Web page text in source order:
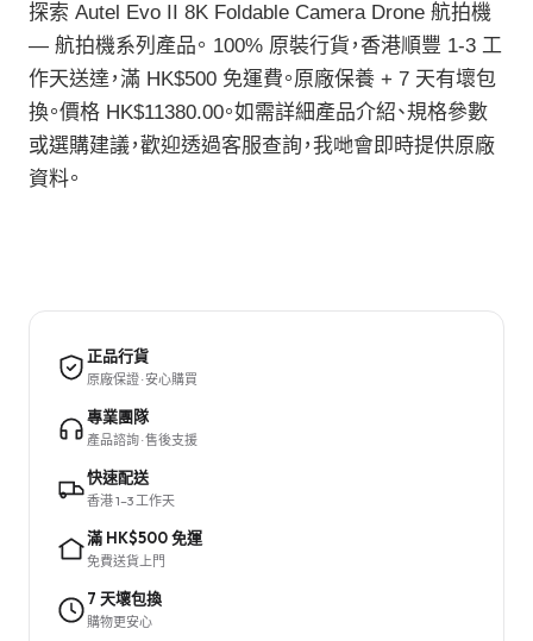
探索 Autel Evo II 8K Foldable Camera Drone 航拍機
— 航拍機系列產品。 100% 原裝行貨，香港順豐 1-3 工
作天送達，滿 HK$500 免運費。原廠保養 + 7 天有壞包
換。價格 HK$11380.00。如需詳細產品介紹、規格參數
或選購建議，歡迎透過客服查詢，我哋會即時提供原廠
資料。
正品行貨
原廠保證 · 安心購買
專業團隊
產品諮詢 · 售後支援
快速配送
香港 1–3 工作天
滿 HK$500 免運
免費送貨上門
7 天壞包換
購物更安心